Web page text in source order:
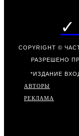
✓
COPYRIGHT ©
РАЗРЕШЕНО
*ИЗДАНИЕ
АВТОРЫ
РЕКЛАМА